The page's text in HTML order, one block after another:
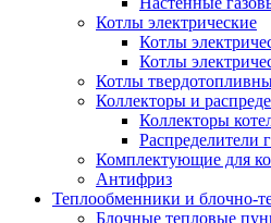
Котлы электрические
Котлы
Котлы
Котлы
Коллекторы и
Коллекторы
Распределители
Комплектующие для
Антифриз
Теплообменники и блочно-
Блочные тепловые